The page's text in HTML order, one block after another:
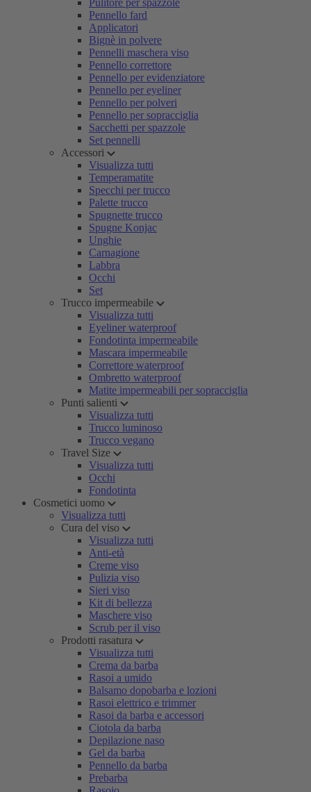
Pulitore per spazzole
Pennello fard
Applicatori
Bignè in polvere
Pennelli maschera viso
Pennello correttore
Pennello per evidenziatore
Pennello per eyeliner
Pennello per polveri
Pennello per sopracciglia
Sacchetti per spazzole
Set pennelli
Accessori
Visualizza tutti
Temperamatite
Specchi per trucco
Palette trucco
Spugnette trucco
Spugne Konjac
Unghie
Carnagione
Labbra
Occhi
Set
Trucco impermeabile
Visualizza tutti
Eyeliner waterproof
Fondotinta impermeabile
Mascara impermeabile
Correttore waterproof
Ombretto waterproof
Matite impermeabili per sopracciglia
Punti salienti
Visualizza tutti
Trucco luminoso
Trucco vegano
Travel Size
Visualizza tutti
Occhi
Fondotinta
Cosmetici uomo
Visualizza tutti
Cura del viso
Visualizza tutti
Anti-età
Creme viso
Pulizia viso
Sieri viso
Kit di bellezza
Maschere viso
Scrub per il viso
Prodotti rasatura
Visualizza tutti
Crema da barba
Rasoi a umido
Balsamo dopobarba e lozioni
Rasoi elettrico e trimmer
Rasoi da barba e accessori
Ciotola da barba
Depilazione naso
Gel da barba
Pennello da barba
Prebarba